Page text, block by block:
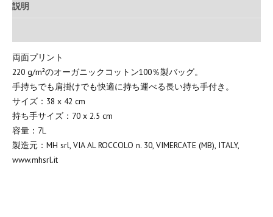
説明
両面プリント
220 g/m²のオーガニックコットン100％製バッグ。
手持ちでも肩掛けでも快適に持ち運べる長い持ち手付き。
サイズ：38 x 42 cm
持ち手サイズ：70 x 2.5 cm
容量：7L
製造元：MH srl, VIA AL ROCCOLO n. 30, VIMERCATE (MB), ITALY,
www.mhsrl.it